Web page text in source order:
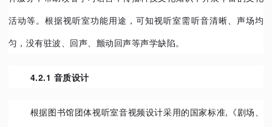
活动等。根据视听室功能用途，可知视听室需听音清晰、声场均
匀，没有驻波、回声、颤动回声等声学缺陷。
4.2.1 音质设计
根据图书馆团体视听室音视频设计采用的国家标准,《剧场、